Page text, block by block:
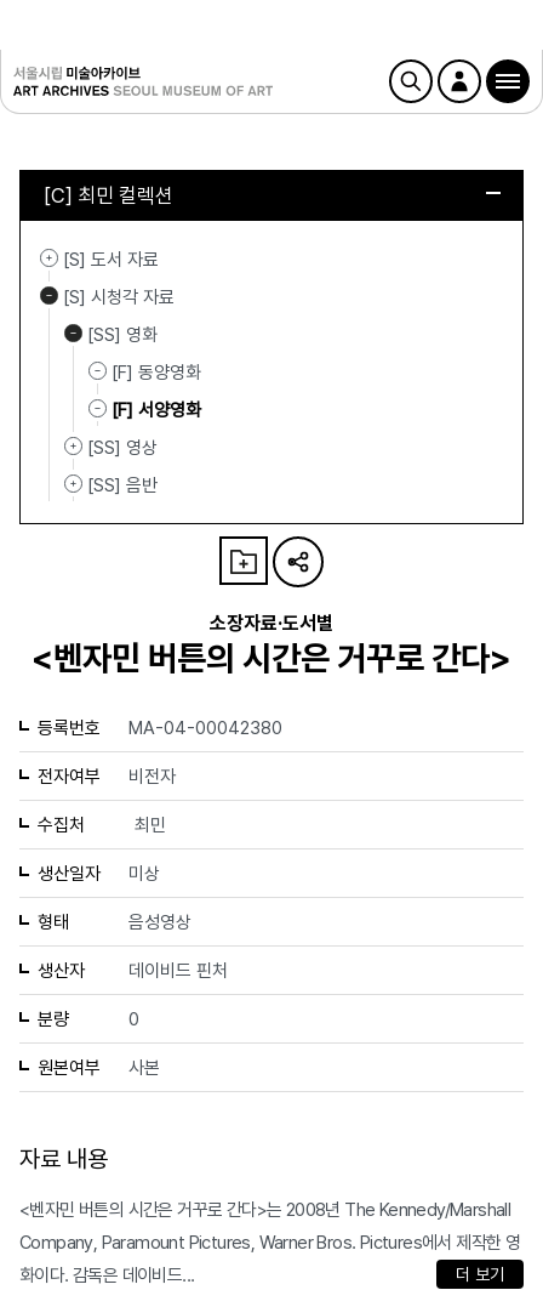
[C] 최민 컬렉션
[S] 도서 자료
[S] 시청각 자료
[SS] 영화
[F] 동양영화
[F] 서양영화
[SS] 영상
[SS] 음반
소장자료·도서별
<벤자민 버튼의 시간은 거꾸로 간다>
등록번호 MA-04-00042380
전자여부 비전자
수집처 최민
생산일자 미상
형태 음성영상
생산자 데이비드 핀처
분량 0
원본여부 사본
자료 내용
<벤자민 버튼의 시간은 거꾸로 간다>는 2008년 The Kennedy/Marshall
Company, Paramount Pictures, Warner Bros. Pictures에서 제작한 영
화이다. 감독은 데이비드...
더 보기